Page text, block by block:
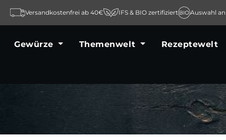
Hauptinhalt springen
Zur Suche springen
Zur Hauptnavigation springen
Versandkostenfrei ab 40€ IFS & BIO zertifiziert Auswahl
Gewürze Themenwelt Rezeptewelt